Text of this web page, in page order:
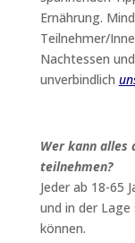
Ernährung.
Teilnehmer/
Nachtessen
unverbindlich
Wer kann alles
teilnehmen?
Jeder ab 18-65
und in der
können.